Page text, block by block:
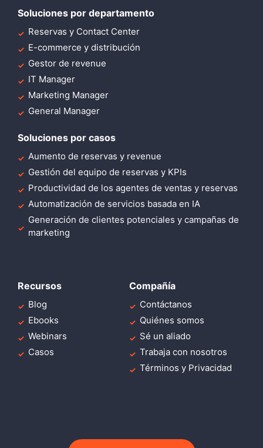
Soluciones por departamento
Reservas y Contact Center
E-commerce y distribución
Gestor de revenue
IT Manager
Marketing Manager
General Manager
Soluciones por casos
Aumento de reservas y revenue
Gestión del equipo de reservas y KPIs
Productividad de los agentes de ventas y reservas
Automatización de servicios basada en IA
Generación de clientes potenciales y campañas de
marketing
Recursos
Blog
Ebooks
Webinars
Casos
Compañía
Contáctanos
Quiénes somos
Sé un aliado
Trabaja con nosotros
Términos y Privacidad